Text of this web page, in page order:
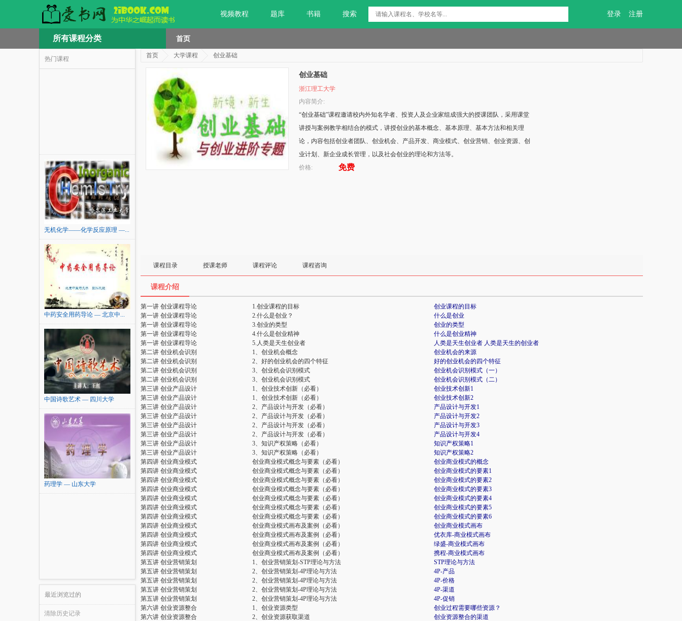
视频教程 题库 书籍 搜索 登录 注册
所有课程分类 首页
热门课程
无机化学——化学反应原理 —...
中药安全用药导论 — 北京中...
中国诗歌艺术 — 四川大学
药理学 — 山东大学
最近浏览过的
清除历史记录
首页 大学课程 创业基础
创业基础
浙江理工大学
内容简介:
“创业基础”课程邀请校内外知名学者、投资人及企业家组成强大的授课团队，采用课堂
讲授与案例教学相结合的模式，讲授创业的基本概念、基本原理、基本方法和相关理
论，内容包括创业者团队、创业机会、产品开发、商业模式、创业营销、创业资源、创
业计划、新企业成长管理，以及社会创业的理论和方法等。
价格:
免费
课程目录 授课老师 课程评论 课程咨询
课程介绍
第一讲 创业课程导论 1.创业课程的目标
创业课程的目标
第一讲 创业课程导论
2.什么是创业？
什么是创业
第一讲 创业课程导论
3.创业的类型
创业的类型
第一讲 创业课程导论
4.什么是创业精神
什么是创业精神
第一讲 创业课程导论
5.人类是天生创业者
人类是天生创业者 人类是天生的创业者
第二讲 创业机会识别
1、创业机会概念
创业机会的来源
第二讲 创业机会识别
2、好的创业机会的四个特征
好的创业机会的四个特征
第二讲 创业机会识别
3、创业机会识别模式
创业机会识别模式（一）
第二讲 创业机会识别
3、创业机会识别模式
创业机会识别模式（二）
第三讲 创业产品设计
1、创业技术创新（必看）
创业技术创新1
第三讲 创业产品设计
1、创业技术创新（必看）
创业技术创新2
第三讲 创业产品设计
2、产品设计与开发（必看）
产品设计与开发1
第三讲 创业产品设计
2、产品设计与开发（必看）
产品设计与开发2
第三讲 创业产品设计
2、产品设计与开发（必看）
产品设计与开发3
第三讲 创业产品设计
2、产品设计与开发（必看）
产品设计与开发4
第三讲 创业产品设计
3、知识产权策略（必看）
知识产权策略1
第三讲 创业产品设计
3、知识产权策略（必看）
知识产权策略2
第四讲 创业商业模式
创业商业模式概念与要素（必看）
创业商业模式的概念
第四讲 创业商业模式
创业商业模式概念与要素（必看）
创业商业模式的要素1
第四讲 创业商业模式
创业商业模式概念与要素（必看）
创业商业模式的要素2
第四讲 创业商业模式
创业商业模式概念与要素（必看）
创业商业模式的要素3
第四讲 创业商业模式
创业商业模式概念与要素（必看）
创业商业模式的要素4
第四讲 创业商业模式
创业商业模式概念与要素（必看）
创业商业模式的要素5
第四讲 创业商业模式
创业商业模式概念与要素（必看）
创业商业模式的要素6
第四讲 创业商业模式
创业商业模式画布及案例（必看）
创业商业模式画布
第四讲 创业商业模式
创业商业模式画布及案例（必看）
优衣库-商业模式画布
第四讲 创业商业模式
创业商业模式画布及案例（必看）
绿盛-商业模式画布
第四讲 创业商业模式
创业商业模式画布及案例（必看）
携程-商业模式画布
第五讲 创业营销策划
1、创业营销策划-STP理论与方法
STP理论与方法
第五讲 创业营销策划
2、创业营销策划-4P理论与方法
4P-产品
第五讲 创业营销策划
2、创业营销策划-4P理论与方法
4P-价格
第五讲 创业营销策划
2、创业营销策划-4P理论与方法
4P-渠道
第五讲 创业营销策划
2、创业营销策划-4P理论与方法
4P-促销
第六讲 创业资源整合
1、创业资源类型
创业过程需要哪些资源？
第六讲 创业资源整合
2、创业资源获取渠道
创业资源整合的渠道